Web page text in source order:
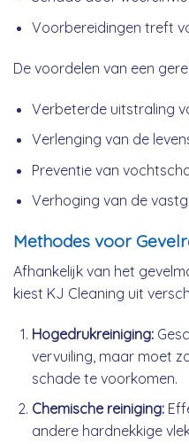
Voorbereidingen treft
De voordelen van een
Verbeterde uitstraling
Verlenging van de
Preventie van
Verhoging van de
Methodes voor
Afhankelijk van het
kiest KJ Cleaning uit
Hogedrukreiniging:
vervuiling, maar moet
schade te voorkomen.
Chemische reiniging:
andere hardnekkige